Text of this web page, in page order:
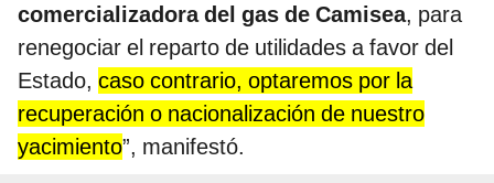
comercializadora del gas de Camisea, para
renegociar el reparto de utilidades a favor del
Estado, caso contrario, optaremos por la
recuperación o nacionalización de nuestro
yacimiento”, manifestó.